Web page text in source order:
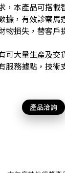
，本產品可搭
據，有效診察
損失，替客戶
可大量生產及
務據點，技術
產品洽詢